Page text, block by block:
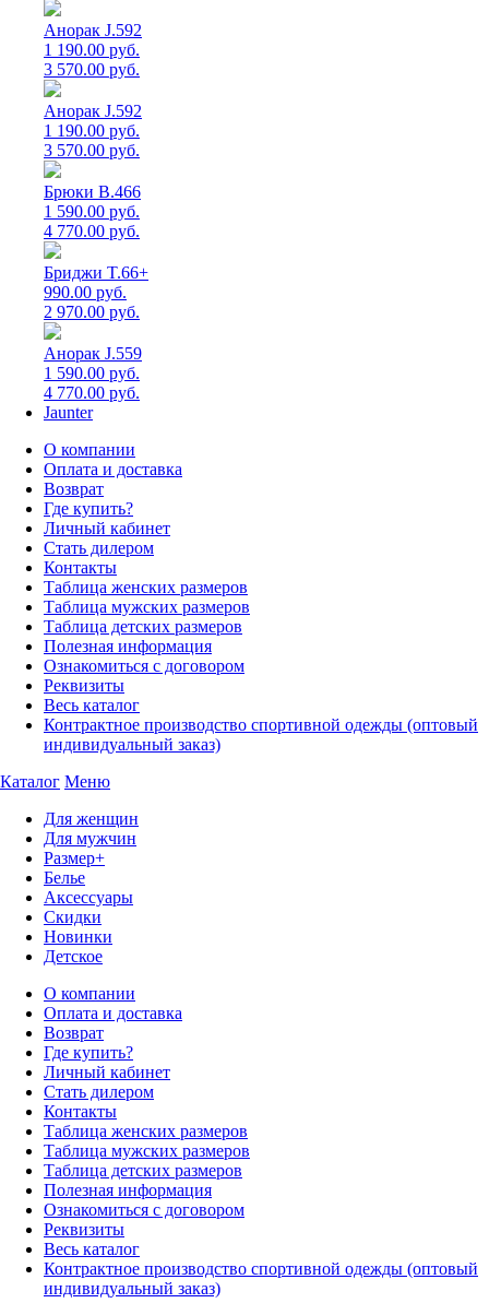
Анорак J.592
1 190.00 руб.
3 570.00 руб.
Анорак J.592
1 190.00 руб.
3 570.00 руб.
Брюки B.466
1 590.00 руб.
4 770.00 руб.
Бриджи T.66+
990.00 руб.
2 970.00 руб.
Анорак J.559
1 590.00 руб.
4 770.00 руб.
Jaunter
О компании
Оплата и доставка
Возврат
Где купить?
Личный кабинет
Стать дилером
Контакты
Таблица женских размеров
Таблица мужских размеров
Таблица детских размеров
Полезная информация
Ознакомиться с договором
Реквизиты
Весь каталог
Контрактное производство спортивной одежды (оптовый
индивидуальный заказ)
Каталог Меню
Для женщин
Для мужчин
Размер+
Белье
Аксессуары
Скидки
Новинки
Детское
О компании
Оплата и доставка
Возврат
Где купить?
Личный кабинет
Стать дилером
Контакты
Таблица женских размеров
Таблица мужских размеров
Таблица детских размеров
Полезная информация
Ознакомиться с договором
Реквизиты
Весь каталог
Контрактное производство спортивной одежды (оптовый
индивидуальный заказ)